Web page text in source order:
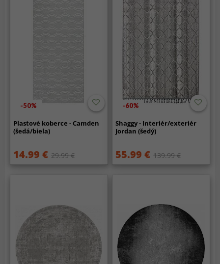
-50%
Plastové koberce - Camden
(šedá/biela)
14.99 € 29.99 €
-60%
Shaggy - Interiér/exteriér
Jordan (šedý)
55.99 € 139.99 €